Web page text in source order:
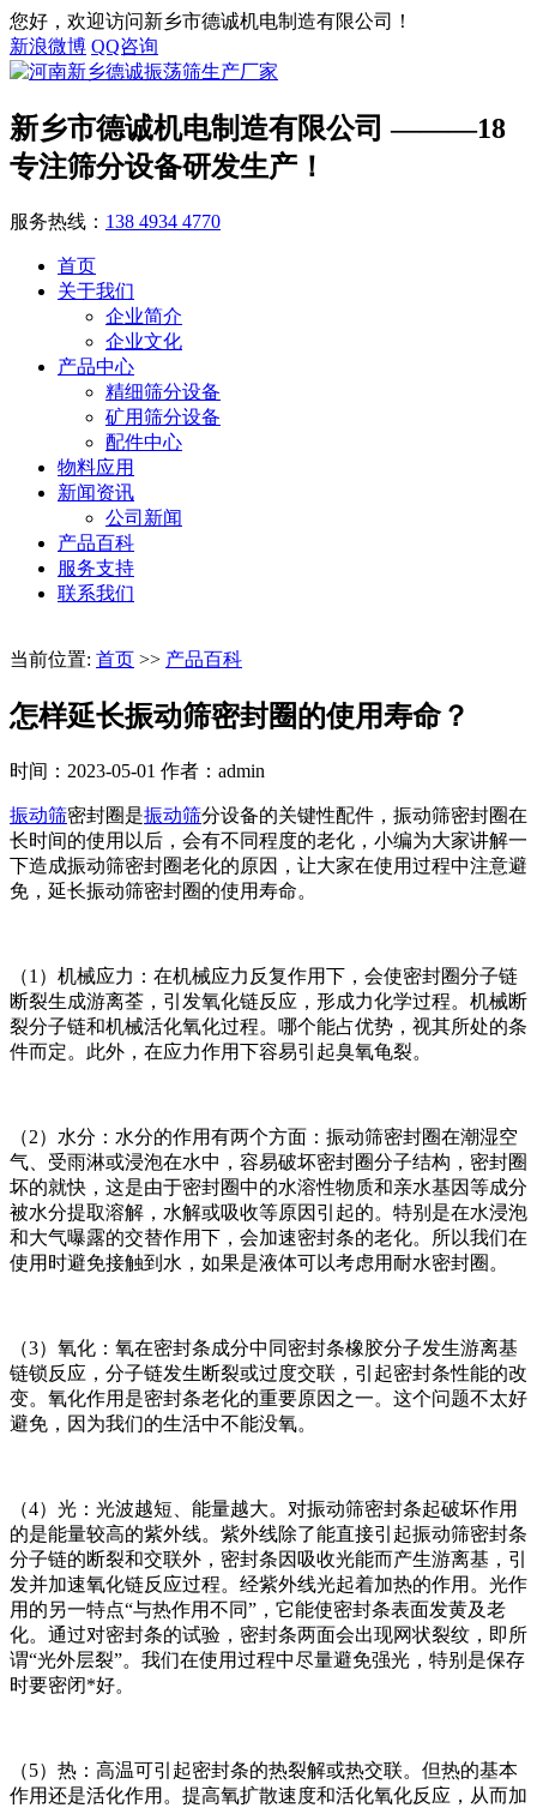
您好，欢迎访问新乡市德诚机电制造有限公司！
新浪微博 QQ咨询
新乡市德诚机电制造有限公司 ———18
专注筛分设备研发生产！
服务热线： 138 4934 4770
首页
关于我们
企业简介
企业文化
产品中心
精细筛分设备
矿用筛分设备
配件中心
物料应用
新闻资讯
公司新闻
产品百科
服务支持
联系我们
当前位置: 首页 >> 产品百科
怎样延长振动筛密封圈的使用寿命？
时间：2023-05-01 作者：admin
振动筛密封圈是振动筛分设备的关键性配件，振动筛密封圈在
长时间的使用以后，会有不同程度的老化，小编为大家讲解一
下造成振动筛密封圈老化的原因，让大家在使用过程中注意避
免，延长振动筛密封圈的使用寿命。
（1）机械应力：在机械应力反复作用下，会使密封圈分子链
断裂生成游离荃，引发氧化链反应，形成力化学过程。机械断
裂分子链和机械活化氧化过程。哪个能占优势，视其所处的条
件而定。此外，在应力作用下容易引起臭氧龟裂。
（2）水分：水分的作用有两个方面：振动筛密封圈在潮湿空
气、受雨淋或浸泡在水中，容易破坏密封圈分子结构，密封圈
坏的就快，这是由于密封圈中的水溶性物质和亲水基因等成分
被水分提取溶解，水解或吸收等原因引起的。特别是在水浸泡
和大气曝露的交替作用下，会加速密封条的老化。所以我们在
使用时避免接触到水，如果是液体可以考虑用耐水密封圈。
（3）氧化：氧在密封条成分中同密封条橡胶分子发生游离基
链锁反应，分子链发生断裂或过度交联，引起密封条性能的改
变。氧化作用是密封条老化的重要原因之一。这个问题不太好
避免，因为我们的生活中不能没氧。
（4）光：光波越短、能量越大。对振动筛密封条起破坏作用
的是能量较高的紫外线。紫外线除了能直接引起振动筛密封条
分子链的断裂和交联外，密封条因吸收光能而产生游离基，引
发并加速氧化链反应过程。经紫外线光起着加热的作用。光作
用的另一特点“与热作用不同”，它能使密封条表面发黄及老
化。通过对密封条的试验，密封条两面会出现网状裂纹，即所
谓“光外层裂”。我们在使用过程中尽量避免强光，特别是保存
时要密闭*好。
（5）热：高温可引起密封条的热裂解或热交联。但热的基本
作用还是活化作用。提高氧扩散速度和活化氧化反应，从而加